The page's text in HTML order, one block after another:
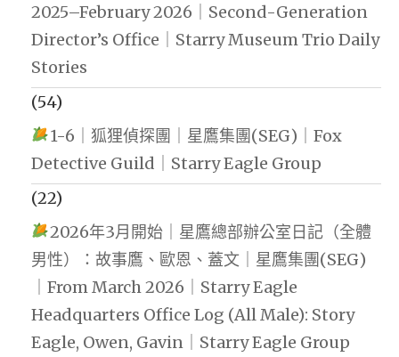
2025–February 2026｜Second-Generation
Director’s Office｜Starry Museum Trio Daily
Stories
(54)
1-6｜狐狸偵探團｜星鷹集團(SEG)｜Fox
Detective Guild｜Starry Eagle Group
(22)
2026年3月開始｜星鷹總部辦公室日記（全體
男性）：故事鷹、歐恩、蓋文｜星鷹集團(SEG)
｜From March 2026｜Starry Eagle
Headquarters Office Log (All Male): Story
Eagle, Owen, Gavin｜Starry Eagle Group